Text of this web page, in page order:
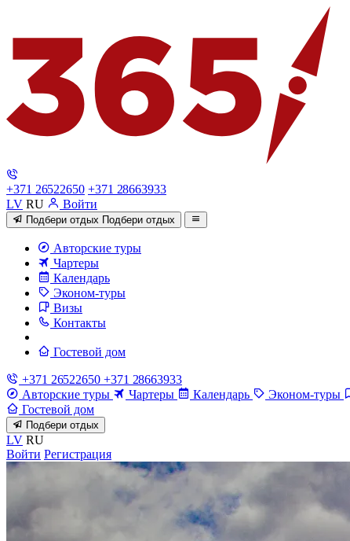
+371 26522650 +371 28663933
LV RU Войти
Подбери отдых Подбери отдых
Авторские туры
Чартеры
Календарь
Эконом-туры
Визы
Контакты
Гостевой дом
+371 26522650 +371 28663933
Авторские туры
Чартеры Календарь Эконом-туры
Гостевой дом
Подбери отдых
LV RU
Войти Регистрация